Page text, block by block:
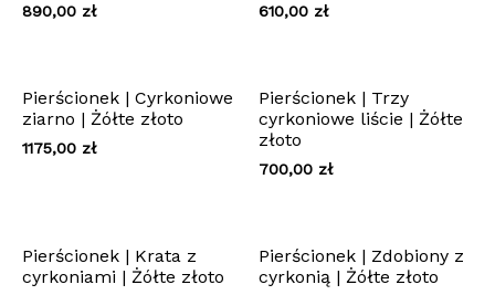
890,00 zł 610,00 zł
Pierścionek | Cyrkoniowe
ziarno | Żółte złoto
1175,00 zł
Pierścionek | Trzy
cyrkoniowe liście | Żółte
złoto
700,00 zł
Pierścionek | Krata z
cyrkoniami | Żółte złoto
Pierścionek | Zdobiony z
cyrkonią | Żółte złoto